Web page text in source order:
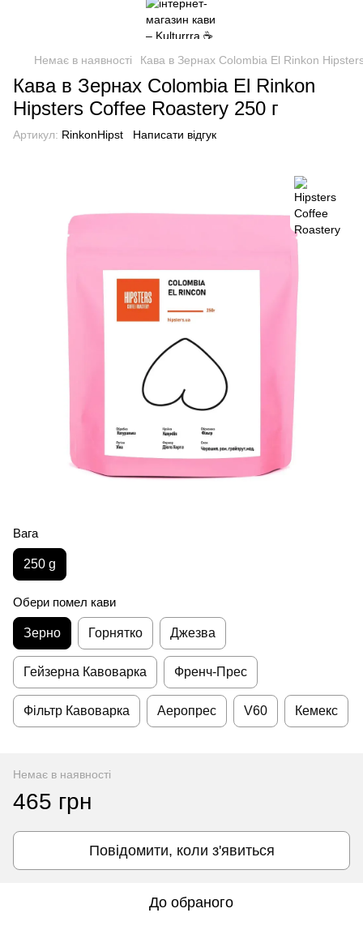
Немає в наявності Кава в Зернах Colombia El Rinkon
Кава в Зернах Colombia El Rinkon
Hipsters Coffee Roastery 250 г
Артикул: RinkonHipst Написати відгук
Вага
250 g
Обери помел кави
Зерно Горнятко Джезва
Гейзерна Кавоварка Френч-Прес
Фільтр Кавоварка Аеропрес V60 Кемекс
Немає в наявності
465 грн
Повідомити, коли з'явиться
До обраного